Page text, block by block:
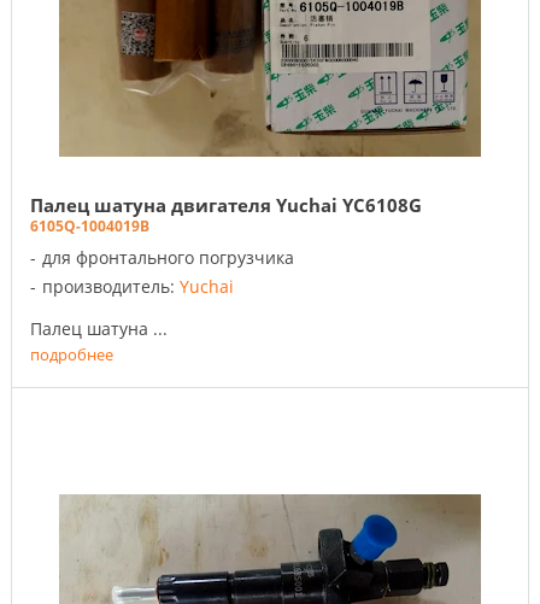
Палец шатуна двигателя Yuchai YC6108G
6105Q-1004019B
для фронтального погрузчика
производитель: Yuchai
Палец шатуна ...
подробнее